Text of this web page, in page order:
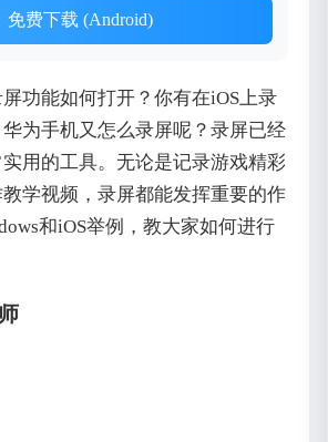
免费下载 (Android)
功能如何打开？你有在iOS上录
为手机又怎么录屏呢？录屏已经
用的工具。无论是记录游戏精彩
学视频，录屏都能发挥重要的作
和iOS举例，教大家如何进行